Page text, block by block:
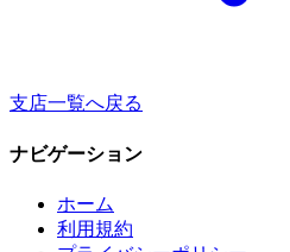
支店一覧へ戻る
ナビゲーション
ホーム
利用規約